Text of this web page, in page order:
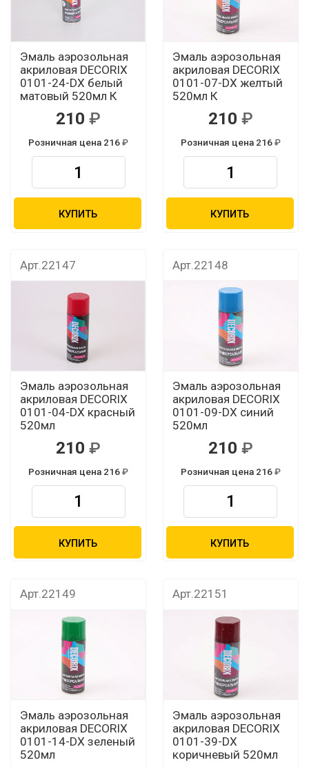
Эмаль аэрозольная
акриловая DECORIX
0101-24-DX белый
матовый 520мл К
210
Розничная цена 216
КУПИТЬ
Эмаль аэрозольная
акриловая DECORIX
0101-07-DX желтый
520мл К
210
Розничная цена 216
КУПИТЬ
Арт.22147
Эмаль аэрозольная
акриловая DECORIX
0101-04-DX красный
520мл
210
Розничная цена 216
КУПИТЬ
Арт.22148
Эмаль аэрозольная
акриловая DECORIX
0101-09-DX синий
520мл
210
Розничная цена 216
КУПИТЬ
Арт.22149
Эмаль аэрозольная
акриловая DECORIX
0101-14-DX зеленый
520мл
Арт.22151
Эмаль аэрозольная
акриловая DECORIX
0101-39-DX
коричневый 520мл